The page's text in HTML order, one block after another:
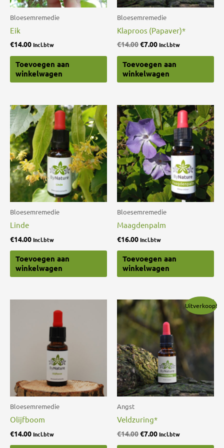
Bloesemremedie
Eik
€14.00Incl.btw
Toevoegen aan
winkelwagen
Bloesemremedie
Klaproos (Papaver)*
€14.00€7.00Incl.btw
Toevoegen aan
winkelwagen
Bloesemremedie
Linde
€14.00Incl.btw
Toevoegen aan
winkelwagen
Bloesemremedie
Maagdenpalm
€16.00Incl.btw
Toevoegen aan
winkelwagen
Bloesemremedie
Olijfboom
€14.00Incl.btw
Uitverkoop!
Angst
Veldzuring*
€14.00
Oorspronkelijke
prijs
was:
€14.00.
€7.00
Huidige
prijs
€7.00.
Incl.btw